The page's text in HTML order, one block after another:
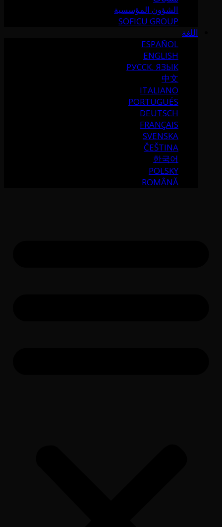
الشؤون المؤسسية
SOFICU GROUP
اللغة
ESPAÑOL
ENGLISH
РУССК. ЯЗЫК
中文
ITALIANO
PORTUGUÉS
DEUTSCH
FRANÇAIS
SVENSKA
ČEŠTINA
한국어
POLSKY
ROMÂNĂ